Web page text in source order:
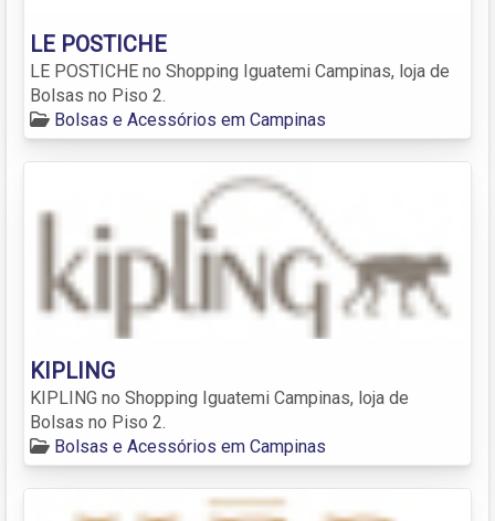
LE POSTICHE
LE POSTICHE no Shopping Iguatemi Campinas, loja de
Bolsas no Piso 2.
Bolsas e Acessórios em Campinas
KIPLING
KIPLING no Shopping Iguatemi Campinas, loja de
Bolsas no Piso 2.
Bolsas e Acessórios em Campinas